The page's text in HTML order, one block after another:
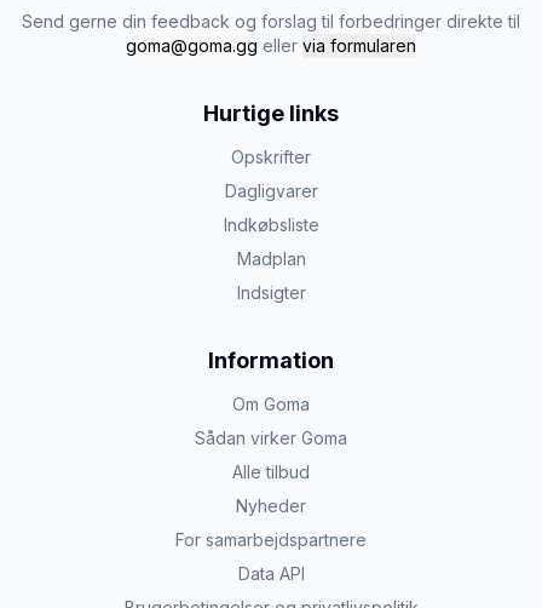
Send gerne din feedback og forslag til forbedringer direkte til
goma@goma.gg eller via formularen
Hurtige links
Opskrifter
Dagligvarer
Indkøbsliste
Madplan
Indsigter
Information
Om Goma
Sådan virker Goma
Alle tilbud
Nyheder
For samarbejdspartnere
Data API